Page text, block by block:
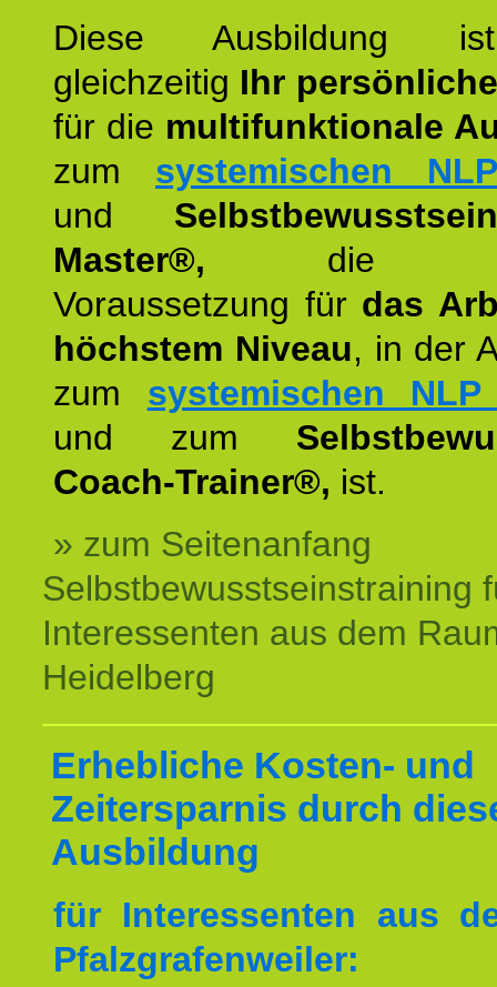
Diese Ausbildung
gleichzeitig Ihr
für die multifunktionale
zum systemischen
und
Master®, die
Voraussetzung für das
höchstem Niveau, in der
zum systemischen
und zum
Coach-Trainer®, ist.
» zum Seitenanfang
Selbstbewusstseinstraining
Interessenten aus dem
Heidelberg
Erhebliche Kosten- und
Zeitersparnis durch
Ausbildung
für Interessenten aus
Pfalzgrafenweiler: